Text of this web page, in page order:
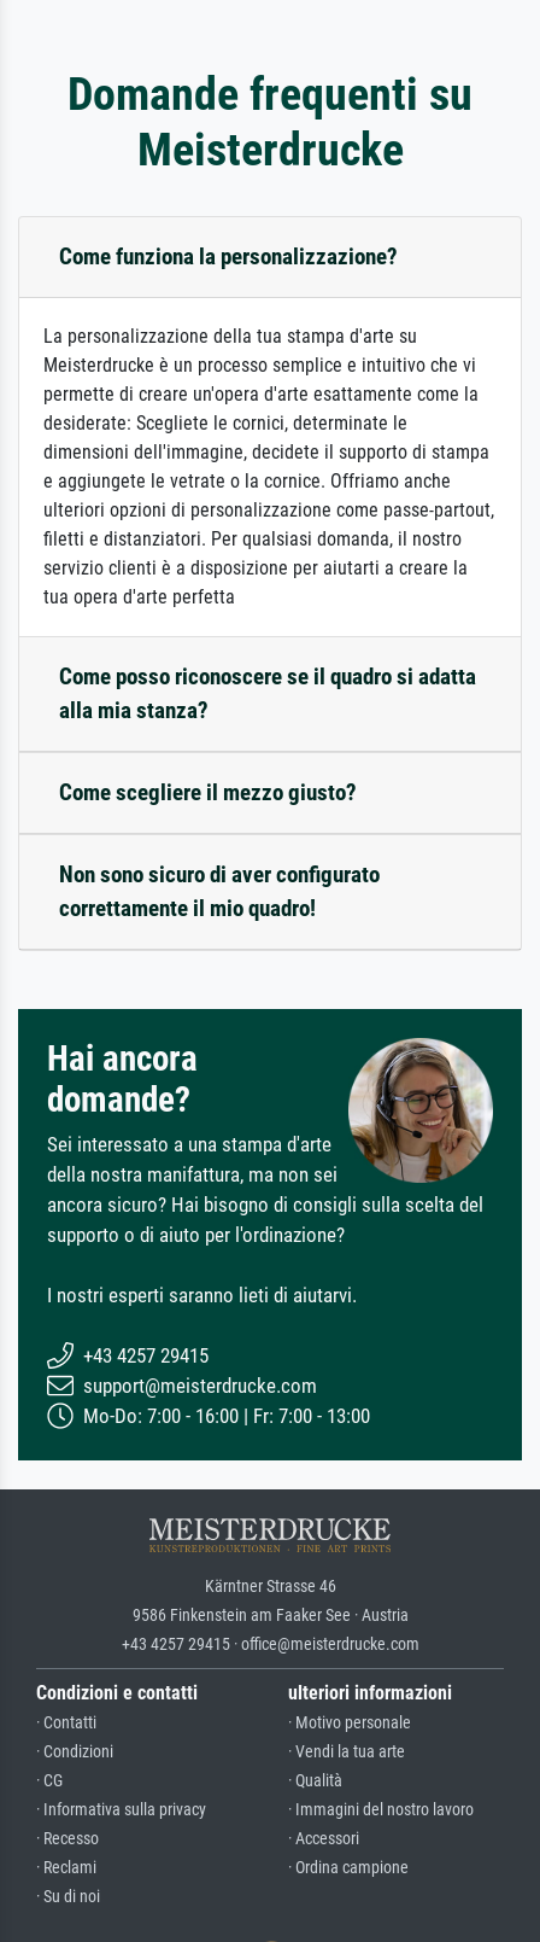
Domande frequenti su
Meisterdrucke
Come funziona la personalizzazione?
La personalizzazione della tua stampa d'arte su
Meisterdrucke è un processo semplice e intuitivo che vi
permette di creare un'opera d'arte esattamente come la
desiderate: Scegliete le cornici, determinate le
dimensioni dell'immagine, decidete il supporto di stampa
e aggiungete le vetrate o la cornice. Offriamo anche
ulteriori opzioni di personalizzazione come passe-partout,
filetti e distanziatori. Per qualsiasi domanda, il nostro
servizio clienti è a disposizione per aiutarti a creare la
tua opera d'arte perfetta
Come posso riconoscere se il quadro si adatta
alla mia stanza?
Come scegliere il mezzo giusto?
Non sono sicuro di aver configurato
correttamente il mio quadro!
Hai ancora
domande?
Sei interessato a una stampa d'arte
della nostra manifattura, ma non sei
ancora sicuro? Hai bisogno di consigli sulla scelta del
supporto o di aiuto per l'ordinazione?
I nostri esperti saranno lieti di aiutarvi.
+43 4257 29415
support@meisterdrucke.com
Mo-Do: 7:00 - 16:00 | Fr: 7:00 - 13:00
Kärntner Strasse 46
9586 Finkenstein am Faaker See · Austria
+43 4257 29415 · office@meisterdrucke.com
Condizioni e contatti
· Contatti
· Condizioni
· CG
· Informativa sulla privacy
· Recesso
· Reclami
· Su di noi
ulteriori informazioni
· Motivo personale
· Vendi la tua arte
· Qualità
· Immagini del nostro lavoro
· Accessori
· Ordina campione